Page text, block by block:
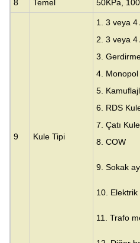
8 Temel 50KPa,
9 Kule Tipi
1. 3 veya 4
2. 3 veya 4
3.
4. Monopol
5.
6. RDS
7. Çatı
8. COW
9. Sokak
10. Elektrik
11. Trafo